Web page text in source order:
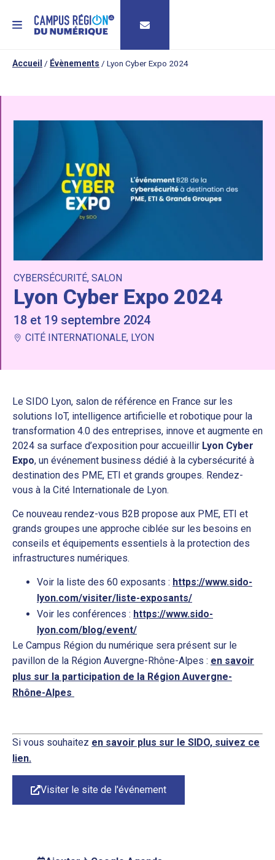
MENU
Accueil / Évènements / Lyon Cyber Expo 2024
CYBERSÉCURITÉ, SALON
Lyon Cyber Expo 2024
18 et 19 septembre 2024
CITÉ INTERNATIONALE, LYON
Le SIDO Lyon, salon de référence en France sur les
solutions IoT, intelligence artificielle et robotique pour la
transformation 4.0 des entreprises, innove et augmente en
2024 sa surface d’exposition pour accueillir Lyon Cyber
Expo, un événement business dédié à la cybersécurité à
destination des PME, ETI et grands groupes. Rendez-
vous à la Cité Internationale de Lyon.
Ce nouveau rendez-vous B2B propose aux PME, ETI et
grands groupes une approche ciblée sur les besoins en
conseils et équipements essentiels à la protection des
infrastructures numériques.
Voir la liste des 60 exposants : https://www.sido-
lyon.com/visiter/liste-exposants/
Voir les conférences : https://www.sido-
lyon.com/blog/event/
Le Campus Région du numérique sera présent sur le
pavillon de la Région Auvergne-Rhône-Alpes : en savoir
plus sur la participation de la Région Auvergne-
Rhône-Alpes
Si vous souhaitez en savoir plus sur le SIDO, suivez ce
lien.
Visiter le site de l'événement